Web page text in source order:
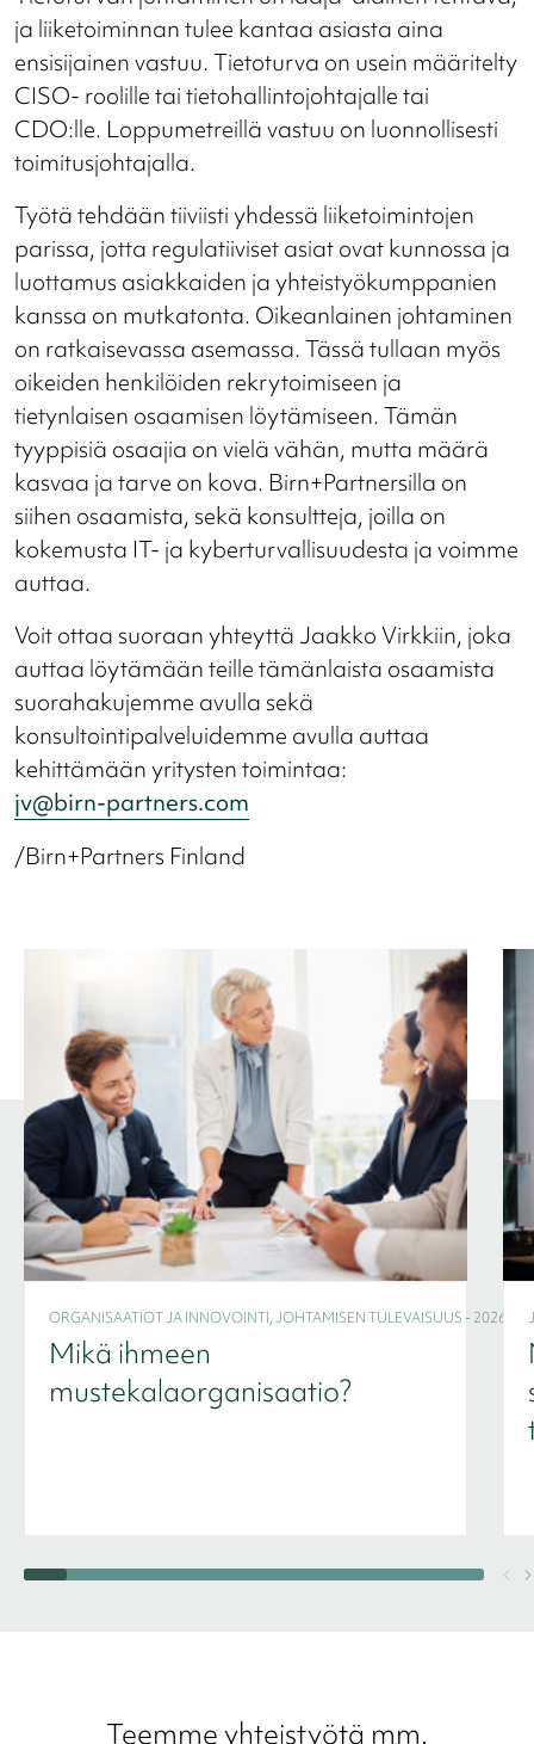
ja liiketoiminnan tulee kantaa asiasta aina
ensisijainen vastuu. Tietoturva on usein määritelty
CISO- roolille tai tietohallintojohtajalle tai
CDO:lle. Loppumetreillä vastuu on luonnollisesti
toimitusjohtajalla.
Työtä tehdään tiiviisti yhdessä liiketoimintojen
parissa, jotta regulatiiviset asiat ovat kunnossa ja
luottamus asiakkaiden ja yhteistyökumppanien
kanssa on mutkatonta. Oikeanlainen johtaminen
on ratkaisevassa asemassa. Tässä tullaan myös
oikeiden henkilöiden rekrytoimiseen ja
tietynlaisen osaamisen löytämiseen. Tämän
tyyppisiä osaajia on vielä vähän, mutta määrä
kasvaa ja tarve on kova. Birn+Partnersilla on
siihen osaamista, sekä konsultteja, joilla on
kokemusta IT- ja kyberturvallisuudesta ja voimme
auttaa.
Voit ottaa suoraan yhteyttä Jaakko Virkkiin, joka
auttaa löytämään teille tämänlaista osaamista
suorahakujemme avulla sekä
konsultointipalveluidemme avulla auttaa
kehittämään yritysten toimintaa:
jv@birn-partners.com
/Birn+Partners Finland
ORGANISAATIOT JA INNOVOINTI, JOHTAMISEN TULEVAISUUS - 2026
Mikä ihmeen
mustekalaorganisaatio?
Teemme yhteistyötä mm.